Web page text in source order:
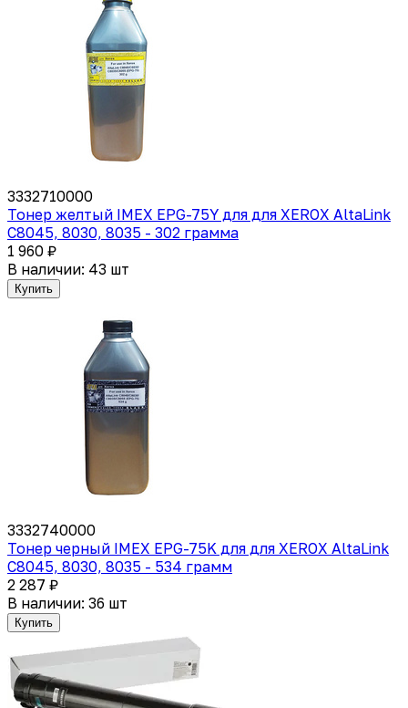
3332710000
Тонер желтый IMEX EPG-75Y для для XEROX AltaLink
C8045, 8030, 8035 - 302 грамма
1 960 ₽
В наличии: 43 шт
Купить
3332740000
Тонер черный IMEX EPG-75K для для XEROX AltaLink
C8045, 8030, 8035 - 534 грамм
2 287 ₽
В наличии: 36 шт
Купить